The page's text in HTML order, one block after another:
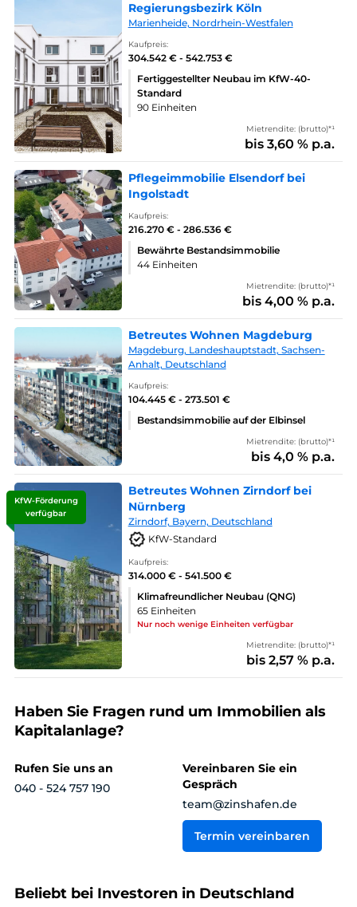
Regierungsbezirk Köln
Marienheide, Nordrhein-Westfalen
Kaufpreis:
304.542 € - 542.753 €
Fertiggestellter Neubau im KfW-40-
Standard
90 Einheiten
Mietrendite: (brutto)*¹
bis 3,60 % p.a.
Pflegeimmobilie Elsendorf bei
Ingolstadt
Kaufpreis:
216.270 € - 286.536 €
Bewährte Bestandsimmobilie
44 Einheiten
Mietrendite: (brutto)*¹
bis 4,00 % p.a.
Betreutes Wohnen Magdeburg
Magdeburg, Landeshauptstadt, Sachsen-
Anhalt, Deutschland
Kaufpreis:
104.445 € - 273.501 €
Bestandsimmobilie auf der Elbinsel
Mietrendite: (brutto)*¹
bis 4,0 % p.a.
KfW-Förderung
verfügbar
Betreutes Wohnen Zirndorf bei
Nürnberg
Zirndorf, Bayern, Deutschland
KfW-Standard
Kaufpreis:
314.000 € - 541.500 €
Klimafreundlicher Neubau (QNG)
65 Einheiten
Nur noch wenige Einheiten verfügbar
Mietrendite: (brutto)*¹
bis 2,57 % p.a.
Haben Sie Fragen rund um Immobilien als
Kapitalanlage?
Rufen Sie uns an
040 - 524 757 190
Vereinbaren Sie ein
Gespräch
team@zinshafen.de
Termin vereinbaren
Beliebt bei Investoren in Deutschland